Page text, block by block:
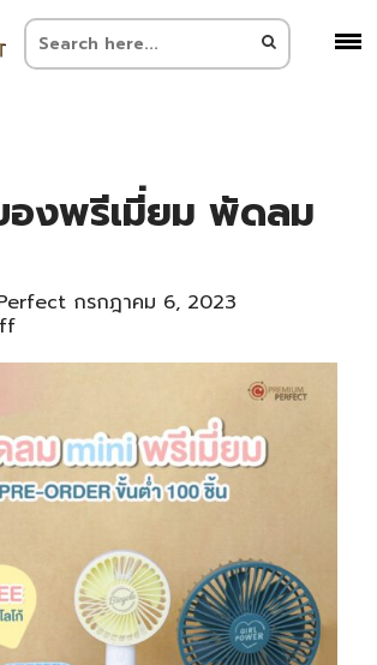
องพรีเมี่ยม พัดลม
กรกฎาคม 6, 2023